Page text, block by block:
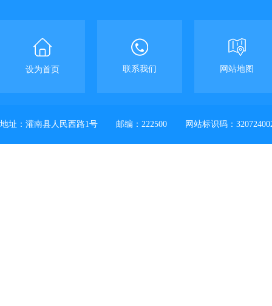
设为首页 联系我们 网站地图
地址：灌南县人民西路1号 邮编：222500 网站标识码：